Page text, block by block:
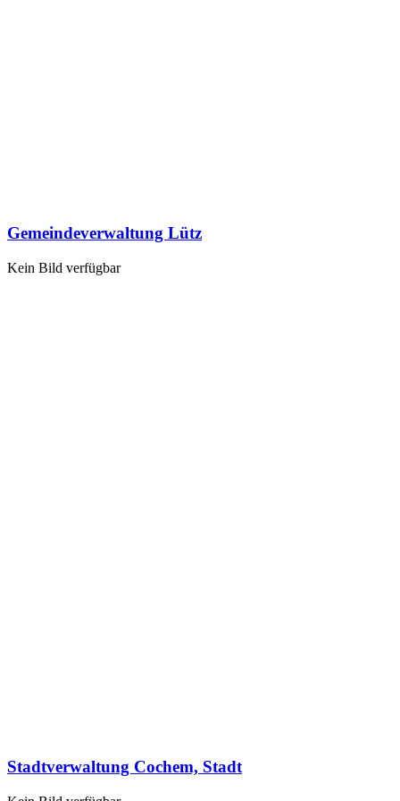
Gemeindeverwaltung Lütz
Kein Bild verfügbar
Stadtverwaltung Cochem, Stadt